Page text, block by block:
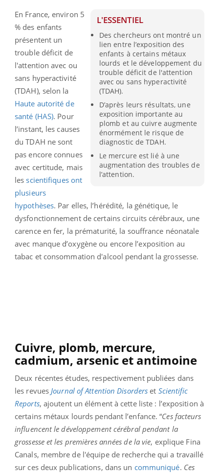
L'ESSENTIEL
Des chercheurs ont montré un
lien entre l’exposition des
enfants à certains métaux
lourds et le développement du
trouble déficit de l'attention
avec ou sans hyperactivité
(TDAH).
D’après leurs résultats, une
exposition importante au
plomb et au cuivre augmente
énormément le risque de
diagnostic de TDAH.
Le mercure est lié à une
augmentation des troubles de
l’attention.
En France, environ 5
% des enfants
présentent un
trouble déficit de
l'attention avec ou
sans hyperactivité
(TDAH), selon la
Haute autorité de
santé (HAS). Pour
l’instant, les causes
du TDAH ne sont
pas encore connues
avec certitude, mais
les scientifiques ont
plusieurs
hypothèses. Par elles, l’hérédité, la génétique, le
dysfonctionnement de certains circuits cérébraux, une
carence en fer, la prématurité, la souffrance néonatale
avec manque d’oxygène ou encore l’exposition au
tabac et consommation d'alcool pendant la grossesse.
Cuivre, plomb, mercure,
cadmium, arsenic et antimoine
Deux récentes études, respectivement publiées dans
les revues Journal of Attention Disorders et Scientific
Reports, ajoutent un élément à cette liste : l’exposition à
certains métaux lourds pendant l’enfance. “Ces facteurs
influencent le développement cérébral pendant la
grossesse et les premières années de la vie, explique Fina
Canals, membre de l'équipe de recherche qui a travaillé
sur ces deux publications, dans un communiqué. Ces